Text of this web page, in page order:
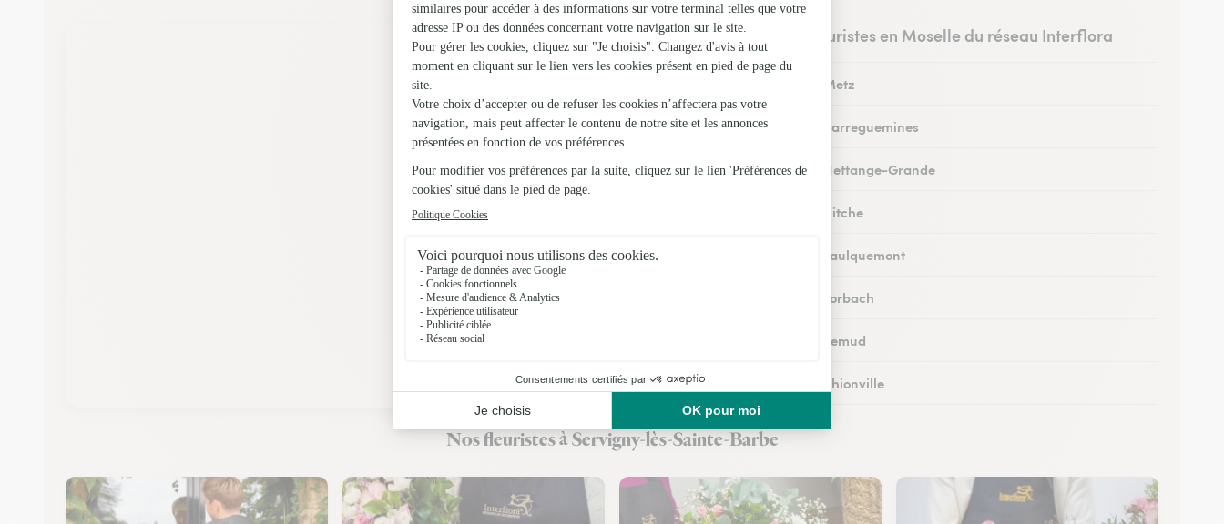
Les fleuristes en Moselle du réseau Interflora
Fleuristes à Metz
Fleuristes à Sarreguemines
Fleuristes à Hettange-Grande
Fleuristes à Bitche
Fleuristes à Faulquemont
Fleuristes à Forbach
Fleuristes à Lemud
Fleuristes à Thionville
Fleuristes à Hayange
Nos fleuristes à Servigny-lès-Sainte-Barbe